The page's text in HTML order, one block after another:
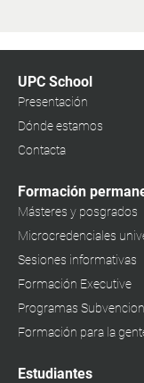
UPC School
Presentación
Dónde estamos
Contacta
Formación
Másteres y posgrados
Microcredenciales
Sesiones informativas
Formación Executive
Programas
Formación para la
Estudiantes